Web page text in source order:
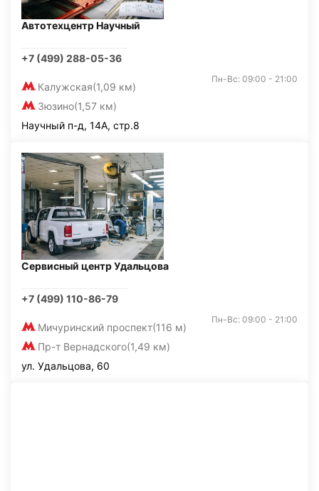
Автотехцентр Научный
+7 (499) 288-05-36
Калужская(1,09 км)
Зюзино(1,57 км)
Пн-Вс: 09:00 - 21:00
Научный п-д, 14А, стр.8
Сервисный центр Удальцова
+7 (499) 110-86-79
Мичуринский проспект(116 м)
Пр-т Вернадского(1,49 км)
Пн-Вс: 09:00 - 21:00
ул. Удальцова, 60